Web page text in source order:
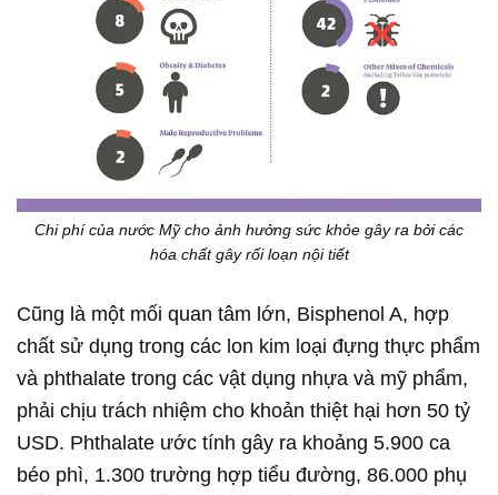
Chi phí của nước Mỹ cho ảnh hưởng sức khỏe gây ra bởi các
hóa chất gây rối loạn nội tiết
Cũng là một mối quan tâm lớn, Bisphenol A, hợp
chất sử dụng trong các lon kim loại đựng thực phẩm
và phthalate trong các vật dụng nhựa và mỹ phẩm,
phải chịu trách nhiệm cho khoản thiệt hại hơn 50 tỷ
USD. Phthalate ước tính gây ra khoảng 5.900 ca
béo phì, 1.300 trường hợp tiểu đường, 86.000 phụ